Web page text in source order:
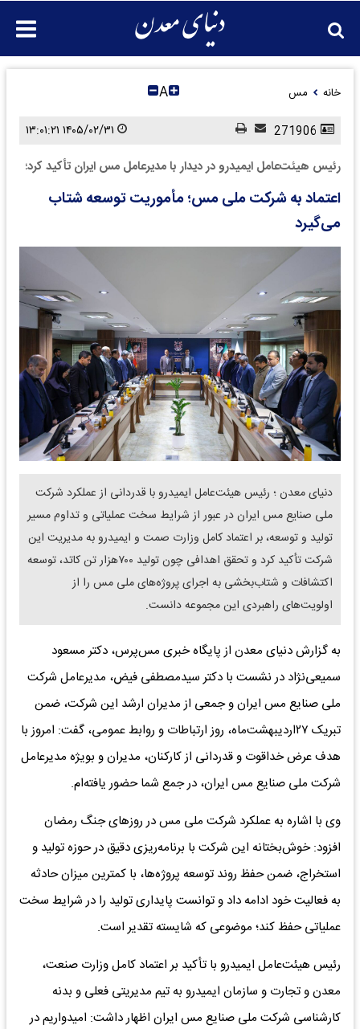
خانه مس A
رئیس هیئت‌عامل ایمیدرو در دیدار با مدیرعامل مس ایران تأکید کرد؛
اعتماد به شرکت ملی مس؛ مأموریت توسعه شتاب
می‌گیرد
دنیای معدن ؛ رئیس هیئت‌عامل ایمیدرو با قدردانی از عملکرد شرکت
ملی صنایع مس ایران در عبور از شرایط سخت عملیاتی و تداوم مسیر
تولید و توسعه، بر اعتماد کامل وزارت صمت و ایمیدرو به مدیریت این
شرکت تأکید کرد و تحقق اهدافی چون تولید ۷۰۰هزار تن کاتد، توسعه
اکتشافات و شتاب‌بخشی به اجرای پروژه‌های ملی مس را از
اولویت‌های راهبردی این مجموعه دانست.
به گزارش دنیای معدن از پایگاه خبری مس‌پرس، دکتر مسعود
سمیعی‌نژاد در نشست با دکتر سیدمصطفی فیض، مدیرعامل شرکت
ملی صنایع مس ایران و جمعی از مدیران ارشد این شرکت، ضمن
تبریک ۲۷اردیبهشت‌ماه، روز ارتباطات و روابط عمومی، گفت: امروز با
هدف عرض خداقوت و قدردانی از کارکنان، مدیران و بویژه مدیرعامل
شرکت ملی صنایع مس ایران، در جمع شما حضور یافته‌ام.
وی با اشاره به عملکرد شرکت ملی مس در روزهای جنگ رمضان
افزود: خوش‌بختانه این شرکت با برنامه‌ریزی دقیق در حوزه تولید و
استخراج، ضمن حفظ روند توسعه پروژه‌ها، با کمترین میزان حادثه
به فعالیت خود ادامه داد و توانست پایداری تولید را در شرایط سخت
عملیاتی حفظ کند؛ موضوعی که شایسته تقدیر است.
رئیس هیئت‌عامل ایمیدرو با تأکید بر اعتماد کامل وزارت صنعت،
معدن و تجارت و سازمان ایمیدرو به تیم مدیریتی فعلی و بدنه
کارشناسی شرکت ملی صنایع مس ایران اظهار داشت: امیدواریم در